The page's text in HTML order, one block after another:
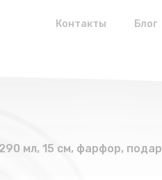
Контакты Блог
мл, 15 см, фарфор,